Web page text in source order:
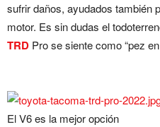
sufrir daños, ayudados también
motor. Es sin dudas el
TRD Pro se siente como “pez
El V6 es la mejor opción